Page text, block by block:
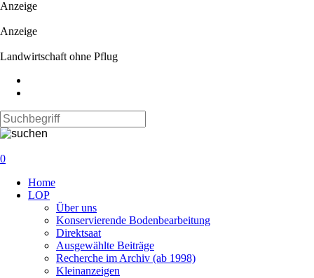
Anzeige
Anzeige
Landwirtschaft ohne Pflug
0
überspringen
Home
LOP
Über uns
Konservierende Bodenbearbeitung
Direktsaat
Ausgewählte Beiträge
Recherche im Archiv (ab 1998)
Kleinanzeigen